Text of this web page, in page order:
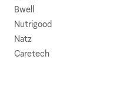
Bwell
Nutrigood
Natz
Caretech